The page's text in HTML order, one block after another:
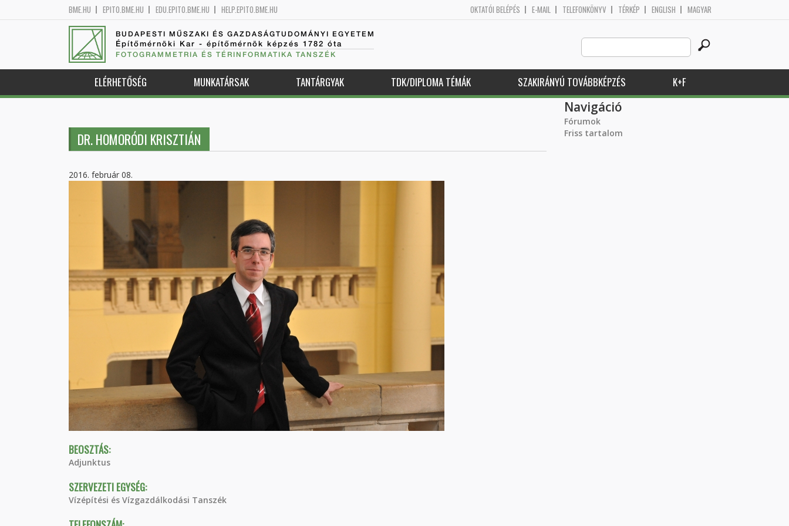
BME.HU EPITO.BME.HU EDU.EPITO.BME.HU HELP.EPITO.BME.HU OKTATÓI BELÉPÉS E-MAIL TELEFONKÖNYV TÉRKÉP ENGLISH MAGYAR
BUDAPESTI MŰSZAKI ÉS GAZDASÁGTUDOMÁNYI EGYETEM
Építőmérnöki Kar - építőmérnök képzés 1782 óta
FOTOGRAMMETRIA ÉS TÉRINFORMATIKA TANSZÉK
Search
this
site
ELÉRHETŐSÉG MUNKATÁRSAK TANTÁRGYAK TDK/DIPLOMA TÉMÁK SZAKIRÁNYÚ TOVÁBBKÉPZÉS K+F
DR. HOMORÓDI KRISZTIÁN
2016. február 08.
BEOSZTÁS:
Adjunktus
SZERVEZETI EGYSÉG:
Vízépítési és Vízgazdálkodási Tanszék
Navigáció
Fórumok
Friss tartalom